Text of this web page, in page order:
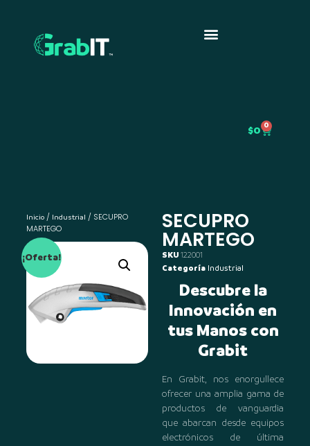
$0 0
Inicio/ Industrial
/ SECUPRO
MARTEGO
¡Oferta!
SECUPRO
MARTEGO
SKU 122001
Categoría Industrial
Descubre la
Innovación en
tus Manos con
Grabit
En Grabit, nos enorgullece
ofrecer una amplia gama de
productos de vanguardia
que abarcan desde equipos
electrónicos de última